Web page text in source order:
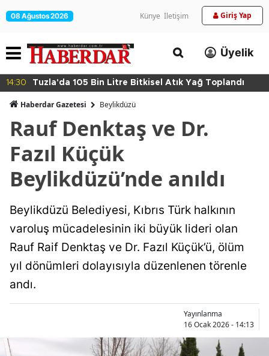
08 Ağustos 2026 Künye İletişim Giriş Yap
Üyelik
14:30 Tuzla'da 105 Bin Litre Bitkisel Atık Yağ Toplandı
Haberdar Gazetesi Beylikdüzü
Rauf Denktaş ve Dr.
Fazıl Küçük
Beylikdüzü’nde anıldı
Beylikdüzü Belediyesi, Kıbrıs Türk halkının
varoluş mücadelesinin iki büyük lideri olan
Rauf Raif Denktaş ve Dr. Fazıl Küçük’ü, ölüm
yıl dönümleri dolayısıyla düzenlenen törenle
andı.
Yayınlanma
16 Ocak 2026 - 14:13